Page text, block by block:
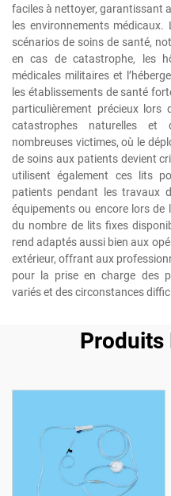
faciles à nettoyer, garantissant
les environnements
scénarios de soins de santé,
en cas de catastrophe, les
médicales militaires et
les établissements de santé
particulièrement précieux lors
catastrophes naturelles et
nombreuses victimes, où le
de soins aux patients devient
utilisent également ces lits
patients pendant les travaux
équipements ou encore lors de
du nombre de lits fixes
rend adaptés aussi bien aux
extérieur, offrant aux
pour la prise en charge des
variés et des circonstances
Produits